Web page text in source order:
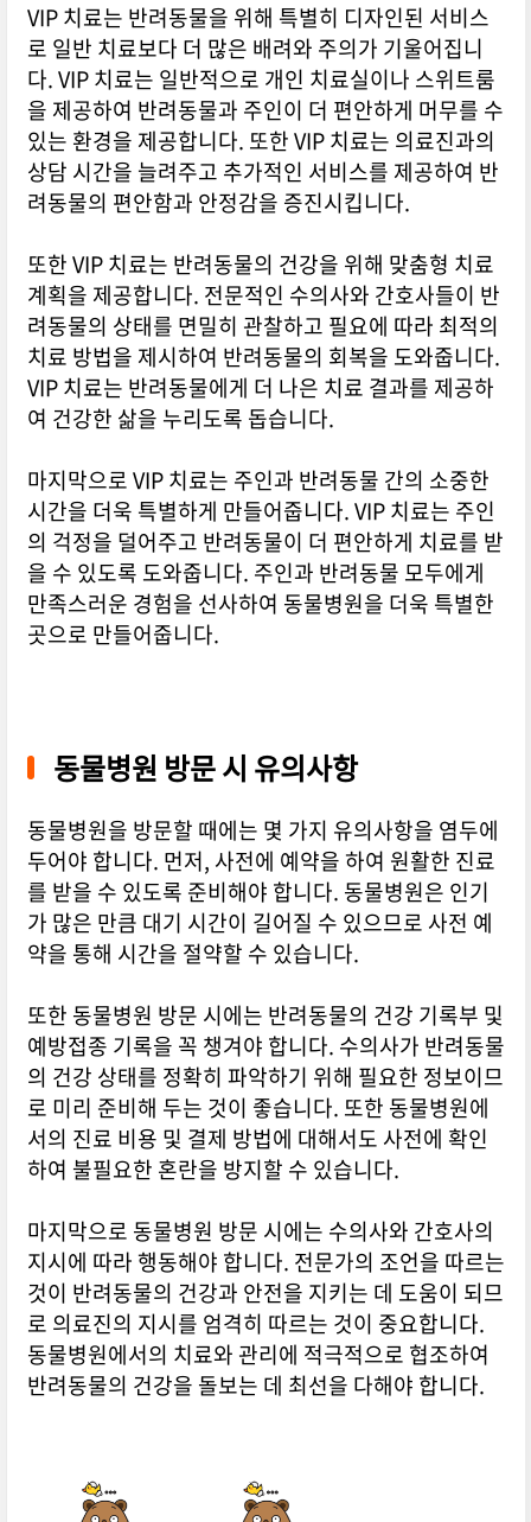
VIP 치료는 반려동물을 위해 특별히 디자인된 서비스
로 일반 치료보다 더 많은 배려와 주의가 기울어집니
다. VIP 치료는 일반적으로 개인 치료실이나 스위트룸
을 제공하여 반려동물과 주인이 더 편안하게 머무를 수
있는 환경을 제공합니다. 또한 VIP 치료는 의료진과의
상담 시간을 늘려주고 추가적인 서비스를 제공하여 반
려동물의 편안함과 안정감을 증진시킵니다.
또한 VIP 치료는 반려동물의 건강을 위해 맞춤형 치료
계획을 제공합니다. 전문적인 수의사와 간호사들이 반
려동물의 상태를 면밀히 관찰하고 필요에 따라 최적의
치료 방법을 제시하여 반려동물의 회복을 도와줍니다.
VIP 치료는 반려동물에게 더 나은 치료 결과를 제공하
여 건강한 삶을 누리도록 돕습니다.
마지막으로 VIP 치료는 주인과 반려동물 간의 소중한
시간을 더욱 특별하게 만들어줍니다. VIP 치료는 주인
의 걱정을 덜어주고 반려동물이 더 편안하게 치료를 받
을 수 있도록 도와줍니다. 주인과 반려동물 모두에게
만족스러운 경험을 선사하여 동물병원을 더욱 특별한
곳으로 만들어줍니다.
동물병원 방문 시 유의사항
동물병원을 방문할 때에는 몇 가지 유의사항을 염두에
두어야 합니다. 먼저, 사전에 예약을 하여 원활한 진료
를 받을 수 있도록 준비해야 합니다. 동물병원은 인기
가 많은 만큼 대기 시간이 길어질 수 있으므로 사전 예
약을 통해 시간을 절약할 수 있습니다.
또한 동물병원 방문 시에는 반려동물의 건강 기록부 및
예방접종 기록을 꼭 챙겨야 합니다. 수의사가 반려동물
의 건강 상태를 정확히 파악하기 위해 필요한 정보이므
로 미리 준비해 두는 것이 좋습니다. 또한 동물병원에
서의 진료 비용 및 결제 방법에 대해서도 사전에 확인
하여 불필요한 혼란을 방지할 수 있습니다.
마지막으로 동물병원 방문 시에는 수의사와 간호사의
지시에 따라 행동해야 합니다. 전문가의 조언을 따르는
것이 반려동물의 건강과 안전을 지키는 데 도움이 되므
로 의료진의 지시를 엄격히 따르는 것이 중요합니다.
동물병원에서의 치료와 관리에 적극적으로 협조하여
반려동물의 건강을 돌보는 데 최선을 다해야 합니다.